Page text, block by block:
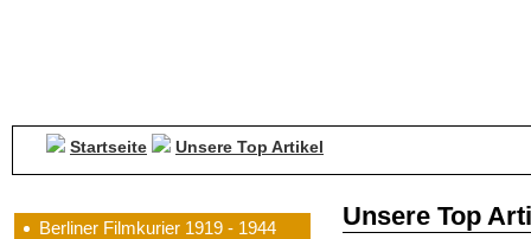
Startseite Unsere Top Artikel
Berliner Filmkurier 1919 - 1944
Unsere Top